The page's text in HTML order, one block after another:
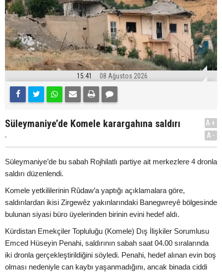
15:41 08 Ağustos 2026
Süleymaniye’de Komele karargahına saldırı
.
A+
A-
Süleymaniye’de bu sabah Rojhilatlı partiye ait merkezlere 4 dronla
saldırı düzenlendi.
Komele yetkililerinin Rûdaw’a yaptığı açıklamalara göre,
saldırılardan ikisi Zirgewêz yakınlarındaki Banegwreyê bölgesinde
bulunan siyasi büro üyelerinden birinin evini hedef aldı.
Kürdistan Emekçiler Topluluğu (Komele) Dış İlişkiler Sorumlusu
Emced Hüseyin Penahi, saldırının sabah saat 04.00 sıralarında
iki dronla gerçekleştirildiğini söyledi. Penahi, hedef alınan evin boş
olması nedeniyle can kaybı yaşanmadığını, ancak binada ciddi